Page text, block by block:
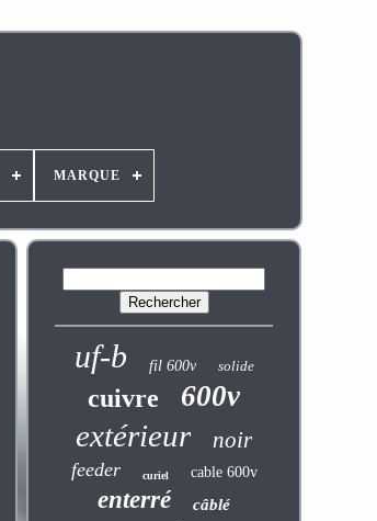
MARQUE
uf-b fil 600v solide
cuivre 600v
extérieur noir
feeder curiel cable 600v
enterré câblé